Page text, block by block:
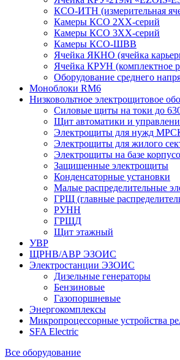
КСО-ИТН (измерительная
Камеры КСО 2ХХ-серий
Камеры КСО 3ХХ-серий
Камеры КСО-ШВВ
Ячейка ЯКНО (ячейка
Ячейка КРУН (комплектное
Оборудование среднего
Моноблоки RM6
Низковольтное электрощитовое
Силовые щиты на токи до
Щит автоматики и
Электрощиты для нужд
Электрощиты для жилого
Электрощиты на базе
Защищенные электрощиты
Конденсаторные установки
Малые распределительные
ГРЩ (главные
РУНН
ГРЩД
Щит этажный
УВР
ЩРНВ/АВР ЭЗОИС
Электростанции ЭЗОИС
Дизельные генераторы
Бензиновые
Газопоршневые
Энергокомплексы
Микропроцессорные устройства
SFA Electric
Все оборудование